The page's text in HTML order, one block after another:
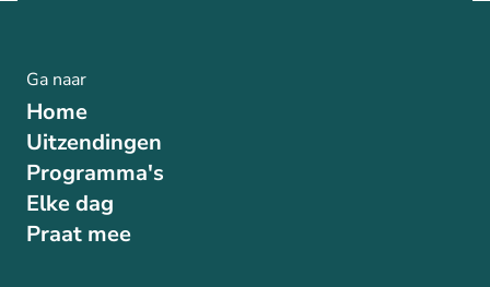
Ga naar
Home
Uitzendingen
Programma's
Elke dag
Praat mee